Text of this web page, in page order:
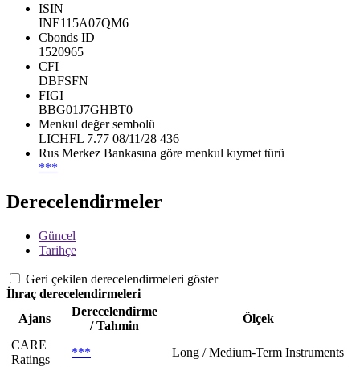
ISIN
INE115A07QM6
Cbonds ID
1520965
CFI
DBFSFN
FIGI
BBG01J7GHBT0
Menkul değer sembolü
LICHFL 7.77 08/11/28 436
Rus Merkez Bankasına göre menkul kıymet türü
***
Derecelendirmeler
Güncel
Tarihçe
Geri çekilen derecelendirmeleri göster
İhraç derecelendirmeleri
Ajans
Derecelendirme
/ Tahmin
Ölçek
CARE
Ratings
*** Long / Medium-Term Instruments